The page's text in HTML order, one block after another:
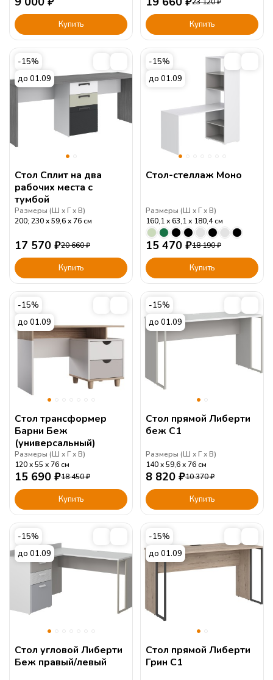
Купить
23 120₽
Купить
-15%
до 01.09
Стол Сплит на два
рабочих места с
тумбой
Размеры (Ш Г В)
200; 230
59,6 76 см
17 570 ₽20 660₽
Купить
-15%
до 01.09
Стол-стеллаж Моно
Размеры (Ш Г В)
160,1
63,1 180,4 см
15 470 ₽18 190₽
Купить
-15%
до 01.09
Стол трансформер
Барни Беж
(универсальный)
Размеры (Ш Г В)
120
55 76 см
15 690 ₽18 450₽
Купить
-15%
до 01.09
Стол прямой Либерти
беж С1
Размеры (Ш Г В)
140
59,6 76 см
8 820 ₽10 370₽
Купить
-15%
до 01.09
Стол угловой Либерти
Беж правый/левый
-15%
до 01.09
Стол прямой Либерти
Грин С1